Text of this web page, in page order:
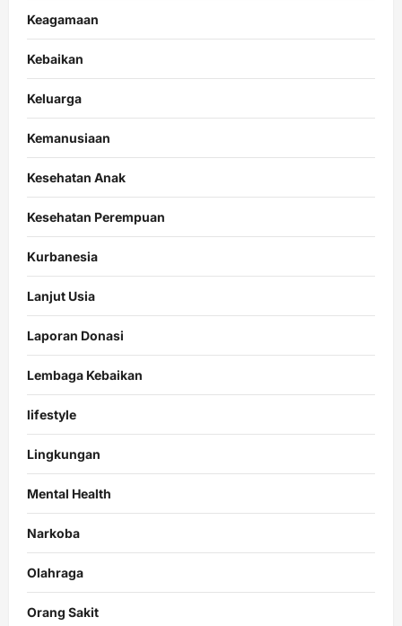
Keagamaan
Kebaikan
Keluarga
Kemanusiaan
Kesehatan Anak
Kesehatan Perempuan
Kurbanesia
Lanjut Usia
Laporan Donasi
Lembaga Kebaikan
lifestyle
Lingkungan
Mental Health
Narkoba
Olahraga
Orang Sakit